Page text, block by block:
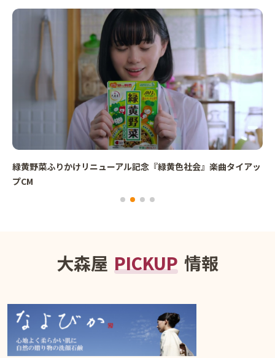
緑黄野菜ふりかけリニューアル記念『緑黄色社会』楽曲タイアッ
プCM
大森屋 PICKUP 情報